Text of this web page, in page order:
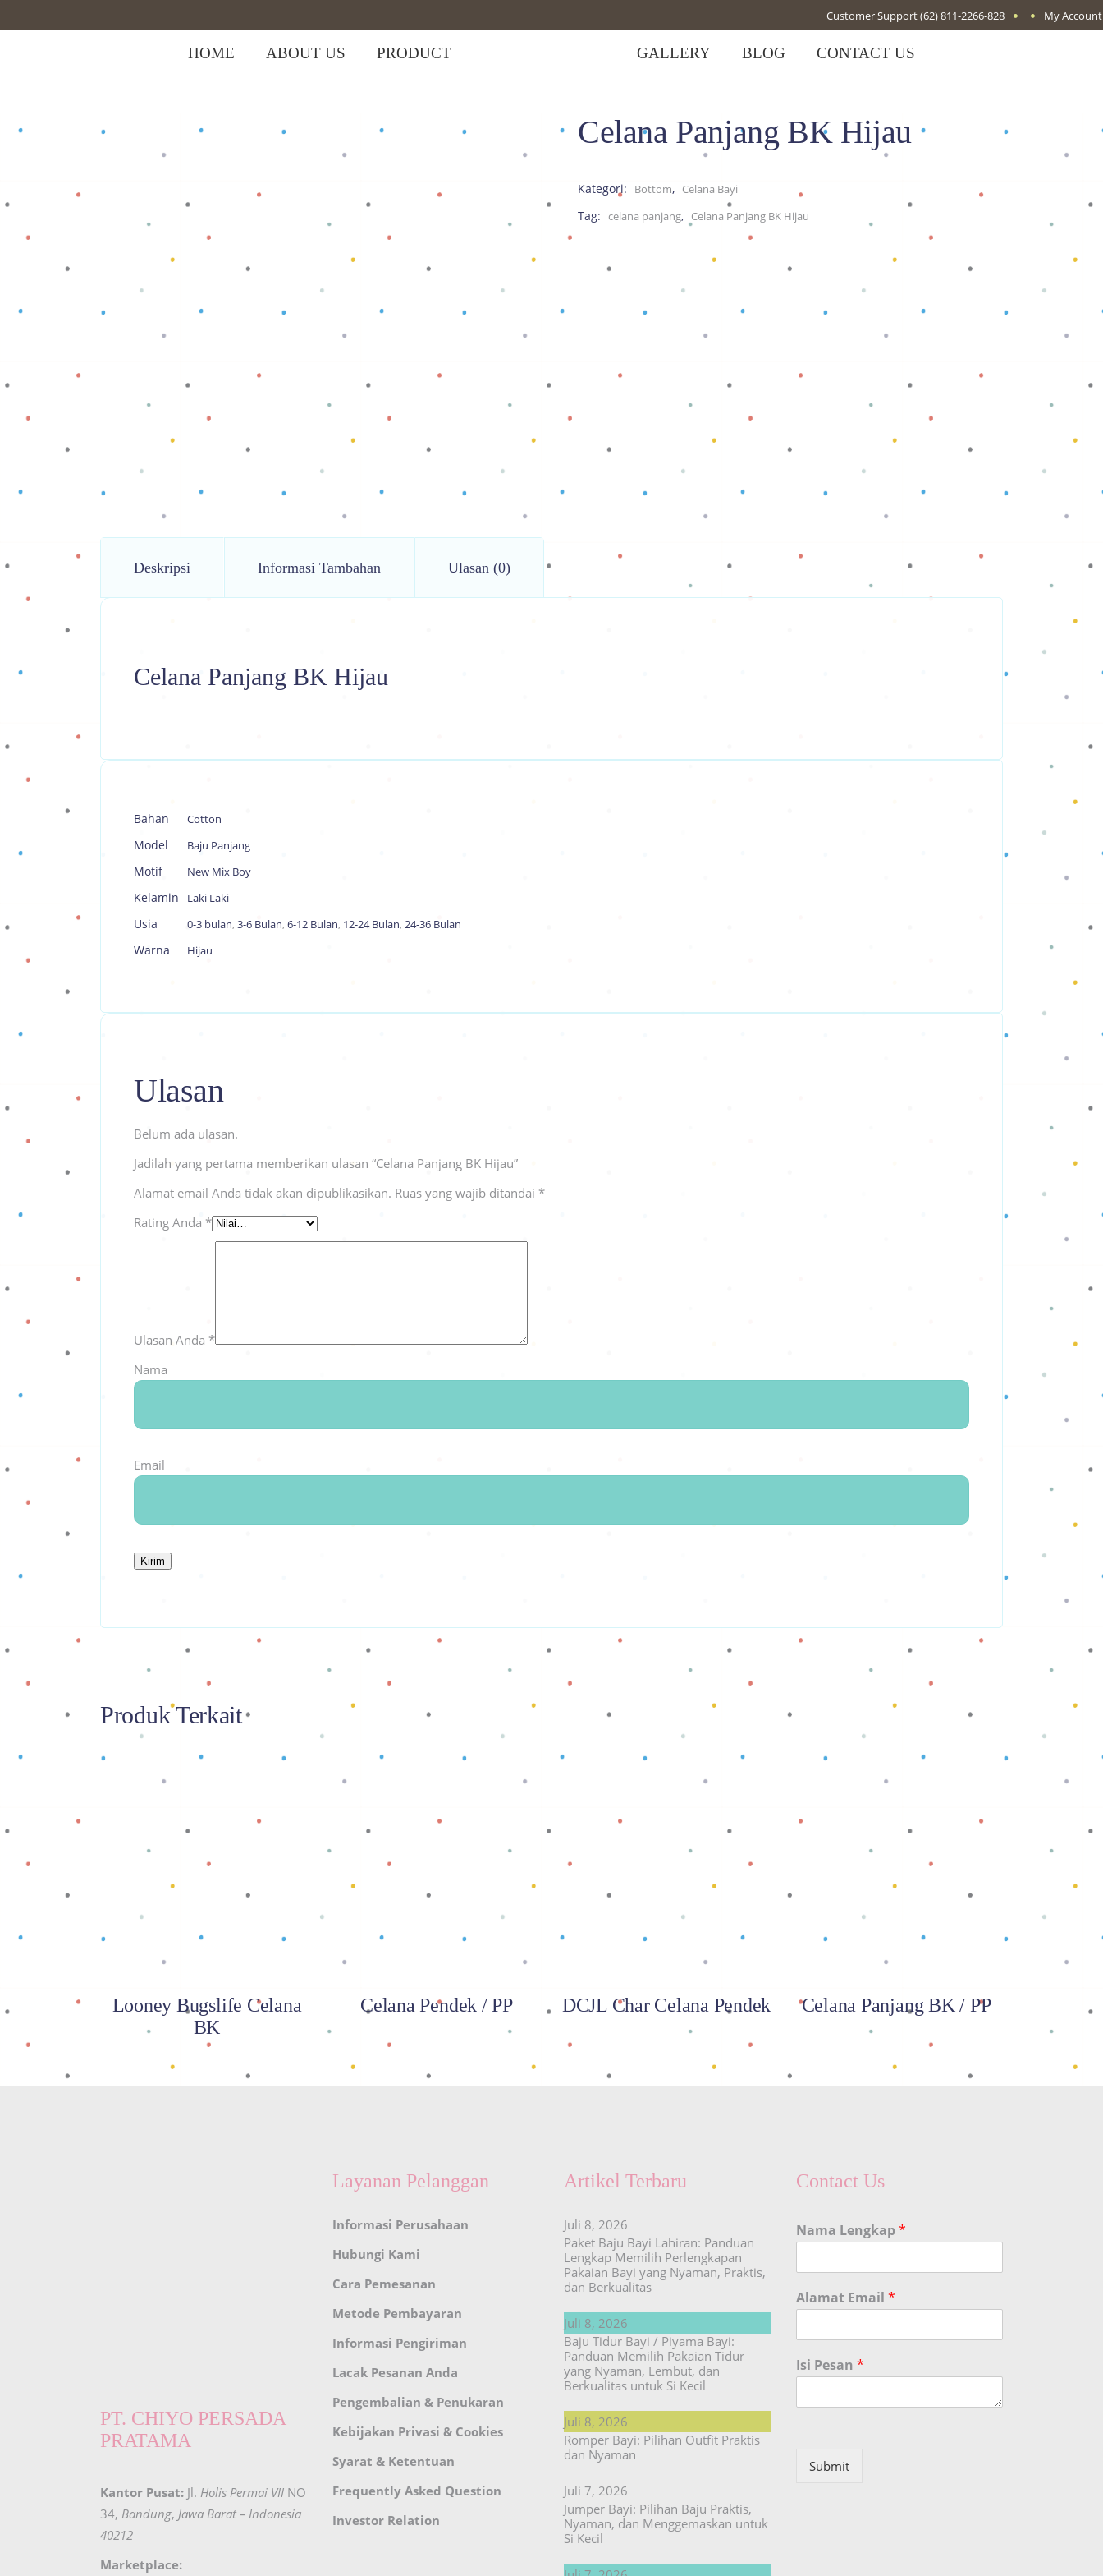
Customer Support(62) 811-2266-828 My Account
HOME ABOUT US PRODUCT GALLERY BLOG CONTACT US
Shop> Celana Bayi Celana Panjang BK Hijau Celana Panjang BK Hijau
Kategori: Bottom, Celana Bayi
Tag: celana panjang, Celana Panjang BK Hijau
Deskripsi Informasi Tambahan Ulasan (0)
Celana Panjang BK Hijau
Bahan Cotton
Model Baju Panjang
Motif New Mix Boy
Kelamin Laki Laki
Usia 0-3 bulan, 3-6 Bulan, 6-12 Bulan, 12-24 Bulan, 24-36 Bulan
Warna Hijau
Ulasan
Belum ada ulasan.
Jadilah yang pertama memberikan ulasan “Celana Panjang BK Hijau”
Alamat email Anda tidak akan dipublikasikan. Ruas yang wajib ditandai *
Rating Anda *
Ulasan Anda *
Nama
Email
Produk Terkait
Baca selengkapnya
Looney Bugslife Celana
BK
Baca selengkapnya
Celana Pendek / PP DCJL Char Celana Pendek
Baca selengkapnya
Celana Panjang BK / PP
PT. CHIYO PERSADA
PRATAMA
Kantor Pusat: Jl. Holis Permai VII NO
34, Bandung, Jawa Barat – Indonesia
40212
Marketplace:
Layanan Pelanggan
Informasi Perusahaan
Hubungi Kami
Cara Pemesanan
Metode Pembayaran
Informasi Pengiriman
Lacak Pesanan Anda
Pengembalian & Penukaran
Kebijakan Privasi & Cookies
Syarat & Ketentuan
Frequently Asked Question
Investor Relation
Artikel Terbaru
Juli 8, 2026
Paket Baju Bayi Lahiran: Panduan
Lengkap Memilih Perlengkapan
Pakaian Bayi yang Nyaman, Praktis,
dan Berkualitas
Juli 8, 2026
Baju Tidur Bayi / Piyama Bayi:
Panduan Memilih Pakaian Tidur
yang Nyaman, Lembut, dan
Berkualitas untuk Si Kecil
Juli 8, 2026
Romper Bayi: Pilihan Outfit Praktis
dan Nyaman
Juli 7, 2026
Jumper Bayi: Pilihan Baju Praktis,
Nyaman, dan Menggemaskan untuk
Si Kecil
Contact Us
Nama Lengkap*
Alamat Email *
Isi Pesan *
Submit